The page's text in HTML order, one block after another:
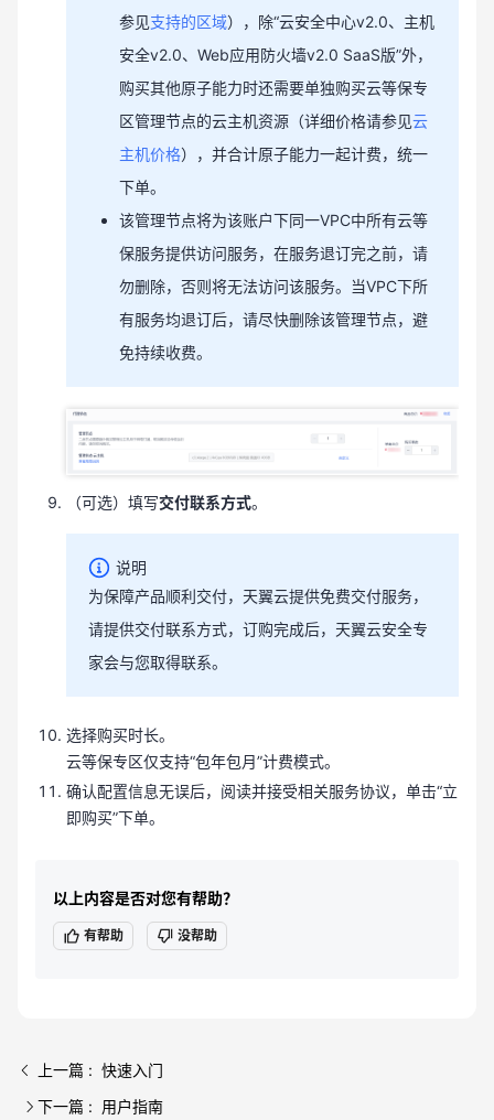
参见支持的区域），除“云安全中心v2.0、主机
安全v2.0、Web应用防火墙v2.0 SaaS版”外，
购买其他原子能力时还需要单独购买云等保专
区管理节点的云主机资源（详细价格请参见云
主机价格），并合计原子能力一起计费，统一
下单。
该管理节点将为该账户下同一VPC中所有云等
保服务提供访问服务，在服务退订完之前，请
勿删除，否则将无法访问该服务。当VPC下所
有服务均退订后，请尽快删除该管理节点，避
免持续收费。
（可选）填写交付联系方式。
说明
为保障产品顺利交付，天翼云提供免费交付服务，
请提供交付联系方式，订购完成后，天翼云安全专
家会与您取得联系。
选择购买时长。
云等保专区仅支持“包年包月”计费模式。
确认配置信息无误后，阅读并接受相关服务协议，单击“立
即购买”下单。
以上内容是否对您有帮助？
有帮助 没帮助
上一篇 : 快速入门
下一篇 : 用户指南